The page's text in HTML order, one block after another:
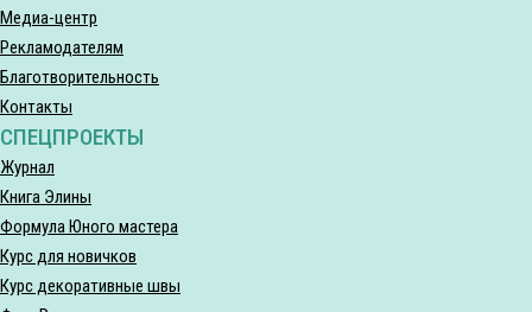
Медиа-центр
Рекламодателям
Благотворительность
Контакты
СПЕЦПРОЕКТЫ
Журнал
Книга Элины
Формула Юного мастера
Курс для новичков
Курс декоративные швы